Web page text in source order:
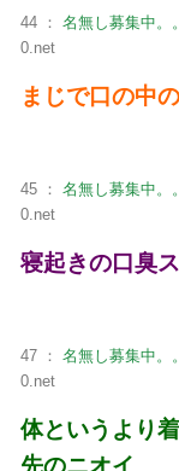
44 ： 名無し募集中。
0.net
まじで口の中
45 ： 名無し募集中。
0.net
寝起きの口臭
47 ： 名無し募集中。
0.net
体というより
先のニオイ